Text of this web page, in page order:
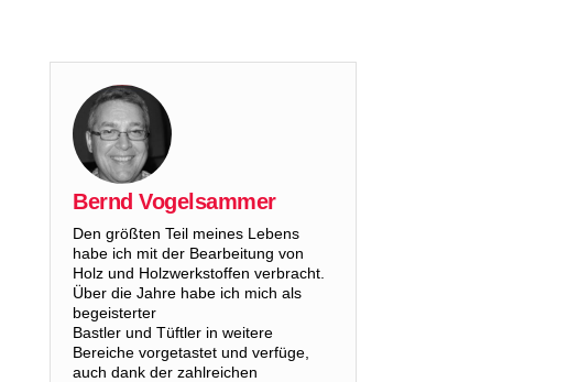
Bernd Vogelsammer
Den größten Teil meines Lebens
habe ich mit der Bearbeitung von
Holz und Holzwerkstoffen verbracht.
Über die Jahre habe ich mich als
begeisterter
Bastler und Tüftler in weitere
Bereiche vorgetastet und verfüge,
auch dank der zahlreichen